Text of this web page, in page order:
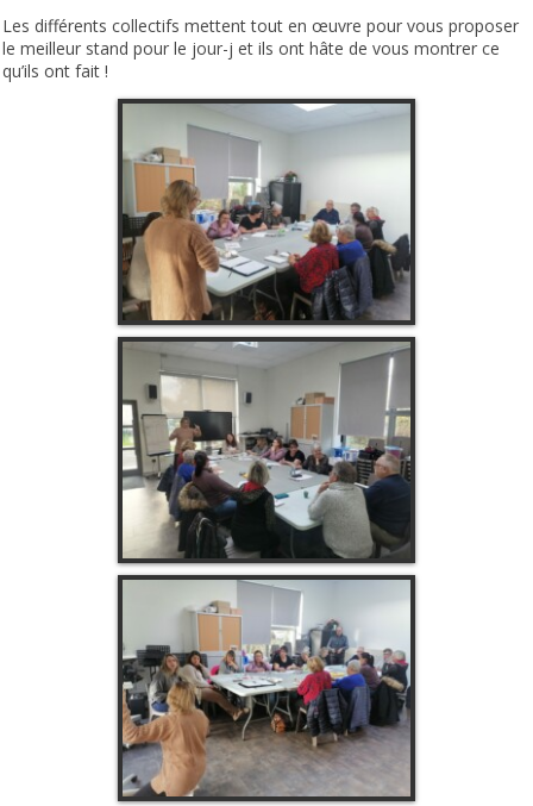
Les différents collectifs mettent tout en œuvre pour vous proposer
le meilleur stand pour le jour-j et ils ont hâte de vous montrer ce
qu’ils ont fait !